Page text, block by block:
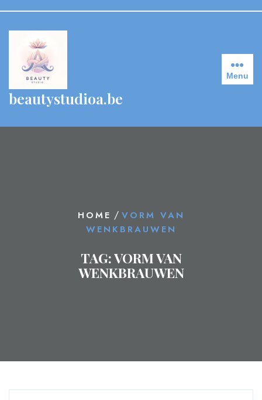
content
beautystudioa.be
Menu
HOME / VORM VAN
WENKBRAUWEN
TAG:VORM VAN
WENKBRAUWEN